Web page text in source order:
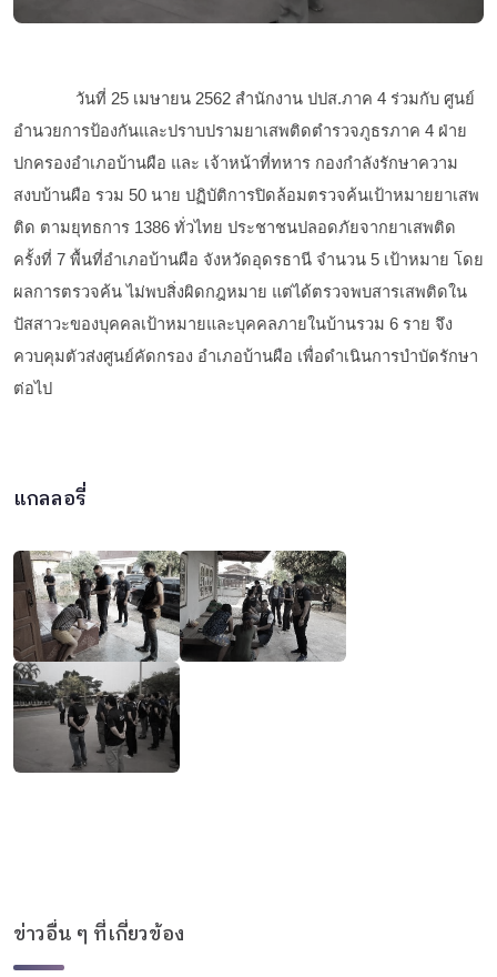
วันที่ 25 เมษายน 2562 สำนักงาน ปปส.ภาค 4 ร่วมกับ ศูนย์
อำนวยการป้องกันและปราบปรามยาเสพติดตำรวจภูธรภาค 4 ฝ่าย
ปกครองอำเภอบ้านผือ และ เจ้าหน้าที่ทหาร กองกำลังรักษาความ
สงบบ้านผือ รวม 50 นาย ปฏิบัติการปิดล้อมตรวจค้นเป้าหมายยาเสพ
ติด ตามยุทธการ 1386 ทั่วไทย ประชาชนปลอดภัยจากยาเสพติด
ครั้งที่ 7 พื้นที่อำเภอบ้านผือ จังหวัดอุดรธานี จำนวน 5 เป้าหมาย โดย
ผลการตรวจค้น ไม่พบสิ่งผิดกฎหมาย แต่ได้ตรวจพบสารเสพติดใน
ปัสสาวะของบุคคลเป้าหมายและบุคคลภายในบ้านรวม 6 ราย จึง
ควบคุมตัวส่งศูนย์คัดกรอง อำเภอบ้านผือ เพื่อดำเนินการบำบัดรักษา
ต่อไป
แกลลอรี่
ข่าวอื่น ๆ ที่เกี่ยวข้อง